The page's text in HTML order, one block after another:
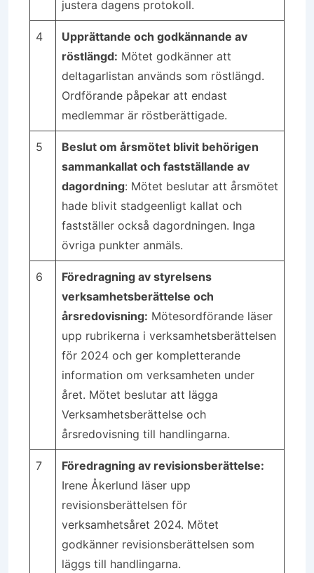
justera dagens protokoll.
4
Upprättande och godkännande av
röstlängd: Mötet godkänner att
deltagarlistan används som röstlängd.
Ordförande påpekar att endast
medlemmar är röstberättigade.
5
Beslut om årsmötet blivit behörigen
sammankallat och fastställande av
dagordning: Mötet beslutar att årsmötet
hade blivit stadgeenligt kallat och
fastställer också dagordningen. Inga
övriga punkter anmäls.
6
Föredragning av styrelsens
verksamhetsberättelse och
årsredovisning: Mötesordförande läser
upp rubrikerna i verksamhetsberättelsen
för 2024 och ger kompletterande
information om verksamheten under
året. Mötet beslutar att lägga
Verksamhetsberättelse och
årsredovisning till handlingarna.
7
Föredragning av revisionsberättelse:
Irene Åkerlund läser upp
revisionsberättelsen för
verksamhetsåret 2024. Mötet
godkänner revisionsberättelsen som
läggs till handlingarna.